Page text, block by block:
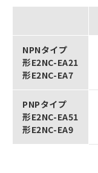
NPNタイプ
形E2NC-EA21
形E2NC-EA7
PNPタイプ
形E2NC-EA51
形E2NC-EA9